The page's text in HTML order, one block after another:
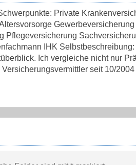
Private
Pflegeversicherung
IHK
Ich vergleiche nicht nur
seit 10/2004